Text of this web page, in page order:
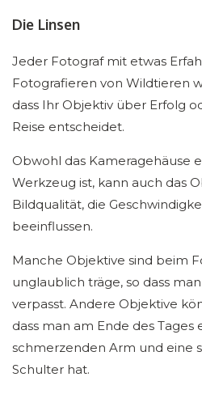
Die Linsen
Jeder Fotograf mit etwas
Fotografieren von Wildtieren
dass Ihr Objektiv über Erfolg
Reise entscheidet.
Obwohl das Kameragehäuse
Werkzeug ist, kann auch das
Bildqualität, die
beeinflussen.
Manche Objektive sind beim
unglaublich träge, so dass
verpasst. Andere Objektive
dass man am Ende des Tages
schmerzenden Arm und eine
Schulter hat.